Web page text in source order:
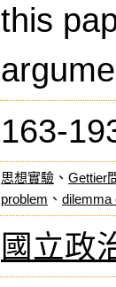
this
163-
思想實驗 、 Gettier
problem 、 dilemma
國立政